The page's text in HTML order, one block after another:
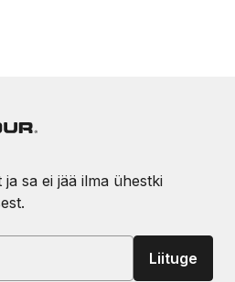
sa ei jää ilma ühestki
Liituge